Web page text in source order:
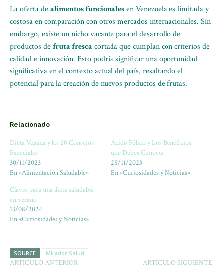
La oferta dealimentos funcionalesen Venezuela es limitada y
costosa en comparación con otros mercados internacionales. Sin
embargo, existe un nicho vacante para el desarrollo de
productos defruta fresca cortada que cumplan con criterios de
calidad e innovación. Esto podría significar una oportunidad
significativa en el contexto actual del país, resaltando el
potencial para la creación de nuevos productos de frutas.
Relacionado
Dieta Vegana y los 20 Consejos
Esenciales
30/11/2023
En «Alimentación Saludable»
Ácido Fólico y Los Beneficios
que Debes Conocer
28/11/2023
En «Curiosidades y Noticias»
Claves para una dieta saludable
en verano
13/08/2024
En «Curiosidades y Noticias»
SOURCE Mirador Salud
ARTÍCULO ANTERIOR ARTÍCULO SIGUIENTE